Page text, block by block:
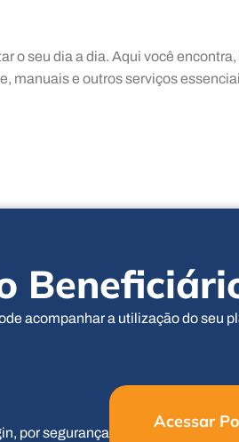
o seu dia a dia. Aqui você
manuais e outros serviços
acompanhar a utilização do seu
por segurança
Acessar